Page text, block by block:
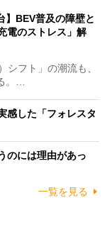
】BEV普及の障壁と
電のストレス」解
フト」の潮流も、
。…
感した「フォレスタ
のには理由があっ
一覧を見る